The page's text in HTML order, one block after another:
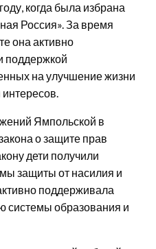
когда была избрана
Россия». За время
она активно
поддержкой
на улучшение жизни
Ямпольской в
о защите прав
дети получили
защиты от насилия и
поддерживала
системы образования и